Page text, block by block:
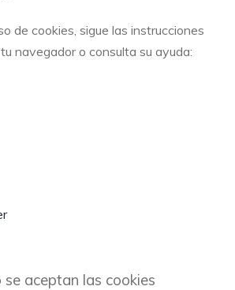
de cookies, sigue las instrucciones
navegador o consulta su ayuda:
se aceptan las cookies